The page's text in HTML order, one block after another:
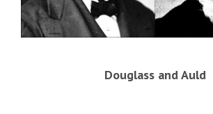
Douglass and Auld